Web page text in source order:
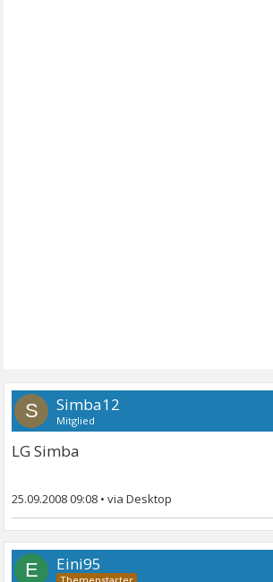
S Simba12
Mitglied
LG Simba
25.09.2008 09:08 •
E Eini95